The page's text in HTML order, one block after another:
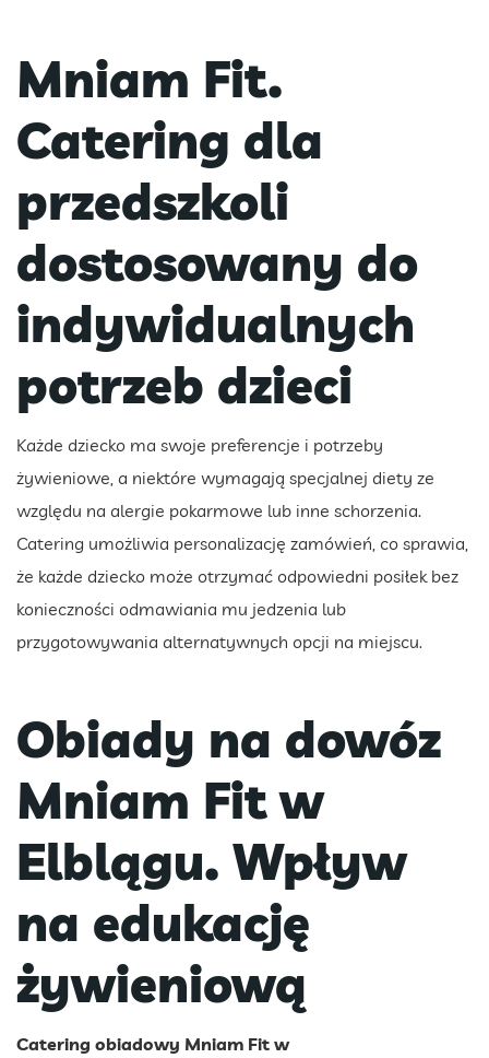
Mniam Fit.
Catering dla
przedszkoli
dostosowany do
indywidualnych
potrzeb dzieci
Każde dziecko ma swoje preferencje i potrzeby
żywieniowe, a niektóre wymagają specjalnej diety ze
względu na alergie pokarmowe lub inne schorzenia.
Catering umożliwia personalizację zamówień, co sprawia,
że każde dziecko może otrzymać odpowiedni posiłek bez
konieczności odmawiania mu jedzenia lub
przygotowywania alternatywnych opcji na miejscu.
Obiady na dowóz
Mniam Fit w
Elblągu. Wpływ
na edukację
żywieniową
Catering obiadowy Mniam Fit w